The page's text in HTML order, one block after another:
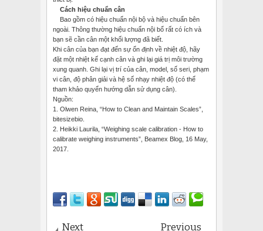
Cách hiệu chuẩn cân
Bao gồm có hiệu chuẩn nội bộ và hiệu chuẩn bên
ngoài. Thông thường hiệu chuẩn nội bổ rất có ích và
bạn sẽ cần cân một khối lượng đã biết.
Khi cân của bạn đạt đến sự ổn định về nhiệt độ, hãy
đặt một nhiệt kế cạnh cân và ghi lại giá trị môi trường
xung quanh. Ghi lại vị trí của cân, model, số seri, phạm
vi cân, độ phân giải và hệ số nhạy nhiệt độ (có thể
tham khảo quyển hướng dẫn sử dụng cân).
Nguồn:
1.
Olwen Reina, “How to Clean and Maintain Scales”,
bitesizebio.
2. Heikki Laurila, “Weighing scale calibration - How to
calibrate weighing instruments”, Beamex Blog, 16 May,
2017.
Next Previous